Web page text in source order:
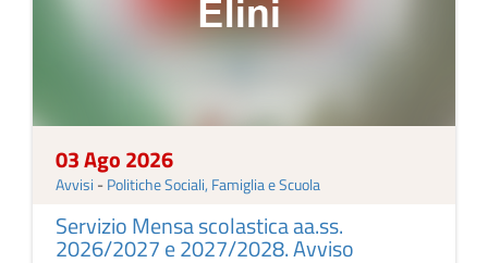
03 Ago 2026
Avvisi - Politiche Sociali, Famiglia e Scuola
Servizio Mensa scolastica aa.ss.
2026/2027 e 2027/2028. Avviso